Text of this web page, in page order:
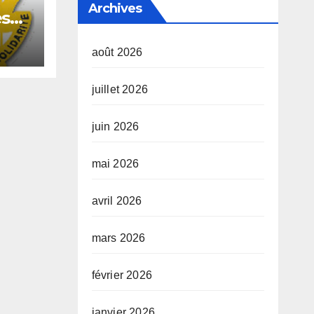
Archives
août 2026
juillet 2026
juin 2026
mai 2026
avril 2026
mars 2026
février 2026